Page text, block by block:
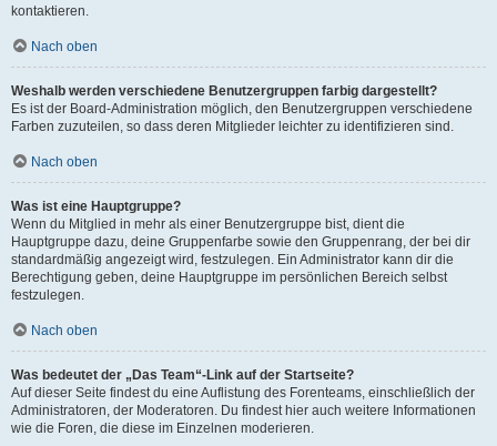
kontaktieren.
Nach oben
Weshalb werden verschiedene Benutzergruppen farbig dargestellt?
Es ist der Board-Administration möglich, den Benutzergruppen verschiedene
Farben zuzuteilen, so dass deren Mitglieder leichter zu identifizieren sind.
Nach oben
Was ist eine Hauptgruppe?
Wenn du Mitglied in mehr als einer Benutzergruppe bist, dient die
Hauptgruppe dazu, deine Gruppenfarbe sowie den Gruppenrang, der bei dir
standardmäßig angezeigt wird, festzulegen. Ein Administrator kann dir die
Berechtigung geben, deine Hauptgruppe im persönlichen Bereich selbst
festzulegen.
Nach oben
Was bedeutet der „Das Team“-Link auf der Startseite?
Auf dieser Seite findest du eine Auflistung des Forenteams, einschließlich der
Administratoren, der Moderatoren. Du findest hier auch weitere Informationen
wie die Foren, die diese im Einzelnen moderieren.